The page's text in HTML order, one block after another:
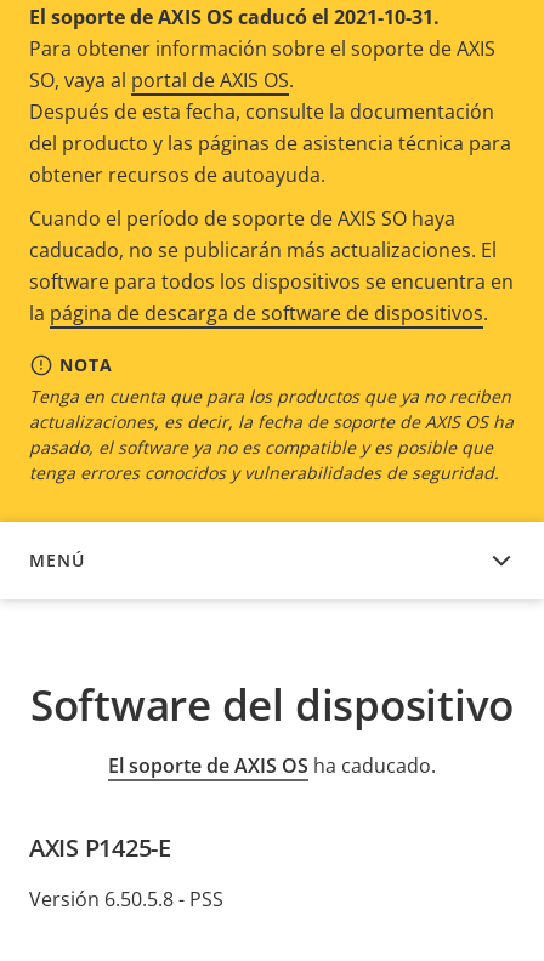
El soporte de AXIS OS caducó el 2021-10-31.
Para obtener información sobre el soporte de AXIS
SO, vaya al portal de AXIS OS.
Después de esta fecha, consulte la documentación
del producto y las páginas de asistencia técnica para
obtener recursos de autoayuda.
Cuando el período de soporte de AXIS SO haya
caducado, no se publicarán más actualizaciones. El
software para todos los dispositivos se encuentra en
la página de descarga de software de dispositivos.
NOTA
Tenga en cuenta que para los productos que ya no reciben
actualizaciones, es decir, la fecha de soporte de AXIS OS ha
pasado, el software ya no es compatible y es posible que
tenga errores conocidos y vulnerabilidades de seguridad.
MENÚ
SOFTWARE DEL DISPOSITIVO
Software del dispositivo
El soporte de AXIS OS ha caducado.
AXIS P1425-E
Versión 6.50.5.8 - PSS